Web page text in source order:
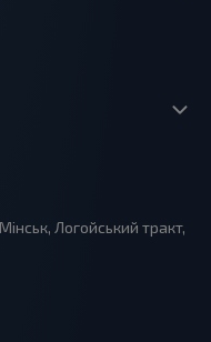
Логойський тракт,